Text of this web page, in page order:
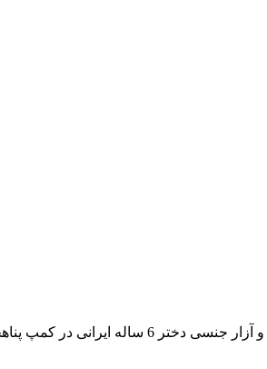
در کمپ پناهجویان نائورو به دختر بچه 6 ساله ایرانی تعرض شد.تجاوز جنسی توسط فردی دیگر که او نیز پناهجو